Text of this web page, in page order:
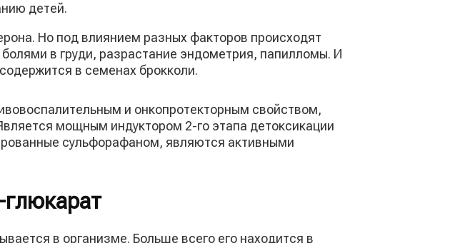
детей.
Но под влиянием разных факторов происходят
в груди, разрастание эндометрия, папилломы. И
в семенах брокколи.
и онкопротекторным свойством,
мощным индуктором 2-го этапа детоксикации
сульфорафаном, являются активными
в организме. Больше всего его находится в